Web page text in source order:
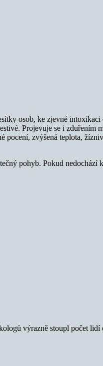
osob, ke zjevné
Projevuje se i
zvýšená teplota,
pohyb. Pokud
výrazně stoupl počet